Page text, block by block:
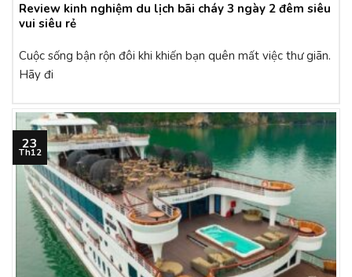
Review kinh nghiệm du lịch bãi cháy 3 ngày 2 đêm siêu
vui siêu rẻ
Cuộc sống bận rộn đôi khi khiến bạn quên mất việc thư giãn.
Hãy đi
23
Th12